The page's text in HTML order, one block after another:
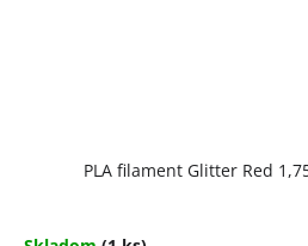
PLA filament Glitter Red